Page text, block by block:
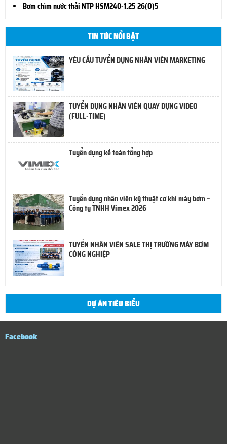
Bơm chìm nước thải NTP HSM240-1.25 26(O)5
TIN TỨC NỔI BẬT
YÊU CẦU TUYỂN DỤNG NHÂN VIÊN MARKETING
TUYỂN DỤNG NHÂN VIÊN QUAY DỰNG VIDEO
(FULL-TIME)
Tuyển dụng kế toán tổng hợp
Tuyển dụng nhân viên kỹ thuật cơ khí máy bơm –
Công ty TNHH Vimex 2026
TUYỂN NHÂN VIÊN SALE THỊ TRƯỜNG MÁY BƠM
CÔNG NGHIỆP
DỰ ÁN TIÊU BIỂU
Facebook